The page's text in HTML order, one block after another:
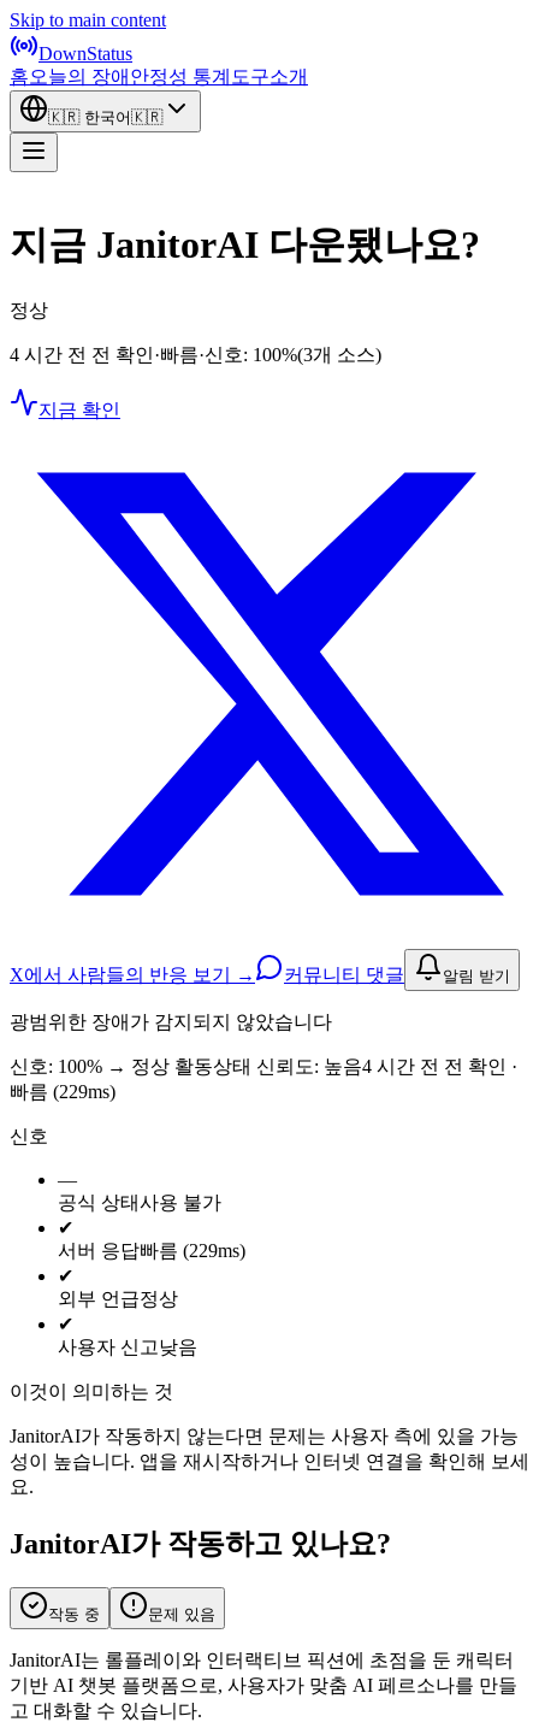
Skip to main content
DownStatus
홈오늘의 장애 안정성 통계 도구소개
🇰🇷 한국어🇰🇷
지금 JanitorAI 다운됐나요?
정상
4 시간 전 전 확인·빠름·신호: 100%(3개 소스)
지금 확인
X에서 사람들의 반응 보기 → 커뮤니티 댓글 알림 받기
광범위한 장애가 감지되지 않았습니다
신호: 100% → 정상 활동상태 신뢰도: 높음4 시간 전 전 확인 ·
빠름 (229ms)
신호
—
공식 상태사용 불가
✔
서버 응답빠름 (229ms)
✔
외부 언급정상
✔
사용자 신고낮음
이것이 의미하는 것
JanitorAI가 작동하지 않는다면 문제는 사용자 측에 있을 가능
성이 높습니다. 앱을 재시작하거나 인터넷 연결을 확인해 보세
요.
JanitorAI가 작동하고 있나요?
작동 중 문제 있음
JanitorAI는 롤플레이와 인터랙티브 픽션에 초점을 둔 캐릭터
기반 AI 챗봇 플랫폼으로, 사용자가 맞춤 AI 페르소나를 만들
고 대화할 수 있습니다.